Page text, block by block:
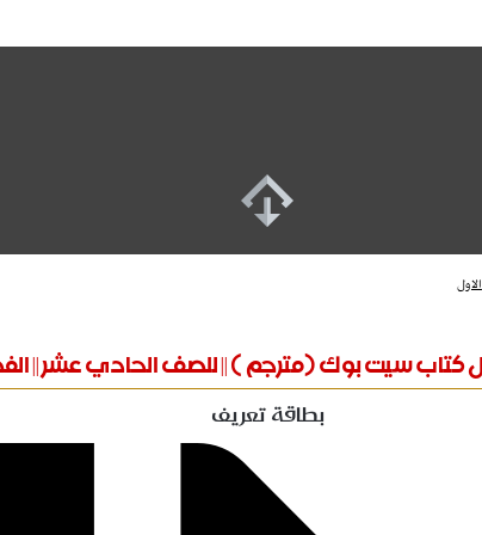
حل كتاب سيت بوك (مترجم ) || للصف الحادي عشر ||
بطاقة تعريف